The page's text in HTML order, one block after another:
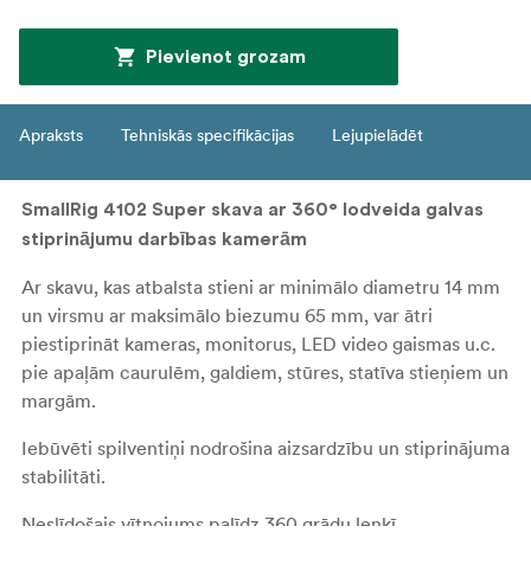
Pievienot grozam
Apraksts Tehniskās specifikācijas Lejupielādēt
SmallRig 4102 Super skava ar 360° lodveida galvas
stiprinājumu darbības kamerām
Ar skavu, kas atbalsta stieni ar minimālo diametru 14 mm
un virsmu ar maksimālo biezumu 65 mm, var ātri
piestiprināt kameras, monitorus, LED video gaismas u.c.
pie apaļām caurulēm, galdiem, stūres, statīva stieņiem un
margām.
Iebūvēti spilventiņi nodrošina aizsardzību un stiprinājuma
stabilitāti.
Neslīdošais vītņojums palīdz 360 grādu leņķī